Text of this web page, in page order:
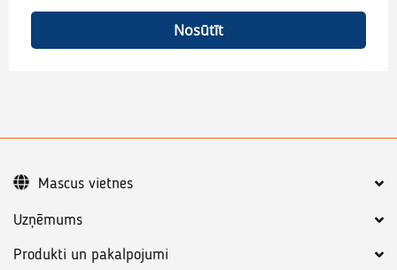
Nosūtīt
Uzņēmums
Produkti un pakalpojumi
Mascus vietnes